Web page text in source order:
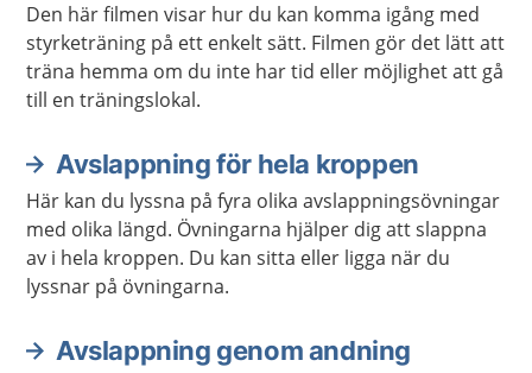
Den här filmen visar hur du kan komma igång med
styrketräning på ett enkelt sätt. Filmen gör det lätt att
träna hemma om du inte har tid eller möjlighet att gå
till en träningslokal.
Avslappning för hela kroppen
Här kan du lyssna på fyra olika avslappningsövningar
med olika längd. Övningarna hjälper dig att slappna
av i hela kroppen. Du kan sitta eller ligga när du
lyssnar på övningarna.
Avslappning genom andning